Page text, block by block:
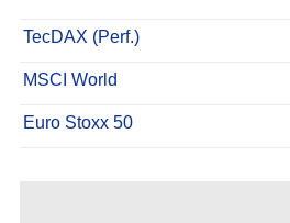
TecDAX (Perf.)
MSCI World
Euro Stoxx 50